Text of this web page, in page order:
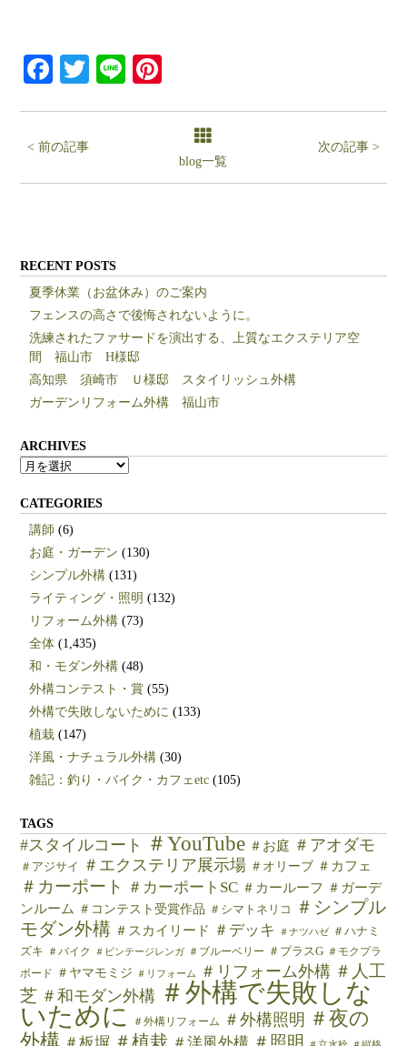
Facebook
Twitter
Line
< 前の記事
blog一覧
次の記事 >
RECENT POSTS
夏季休業（お盆休み）のご案内
フェンスの高さで後悔されないように。
洗練されたファサードを演出する、上質なエクステリア空
間 福山市 H様邸
高知県 須崎市 Ｕ様邸 スタイリッシュ外構
ガーデンリフォーム外構 福山市
ARCHIVES
ARCHIVES
CATEGORIES
講師 (6)
お庭・ガーデン (130)
シンプル外構 (131)
ライティング・照明 (132)
リフォーム外構 (73)
全体 (1,435)
和・モダン外構 (48)
外構コンテスト・賞 (55)
外構で失敗しないために (133)
植栽 (147)
洋風・ナチュラル外構 (30)
雑記：釣り・バイク・カフェetc (105)
TAGS
#スタイルコート ＃YouTube ＃お庭 ＃アオダモ
＃アジサイ ＃エクステリア展示場 ＃オリーブ ＃カフェ
＃カーポート ＃カーポートSC ＃カールーフ ＃ガーデ
ンルーム ＃コンテスト受賞作品 ＃シマトネリコ
＃シンプル
モダン外構 ＃スカイリード ＃デッキ ＃ナツハゼ
＃ハナミ
ズキ ＃バイク ＃ビンテージレンガ ＃ブルーベリー ＃プラスG ＃モクプラ
ボード ＃ヤマモミジ ＃リフォーム ＃リフォーム外構 ＃人工
芝 ＃和モダン外構 ＃外構で失敗しな
いために
＃外構リフォーム ＃外構照明 ＃夜の
外構 ＃板塀 ＃植栽 ＃洋風外構 ＃照明